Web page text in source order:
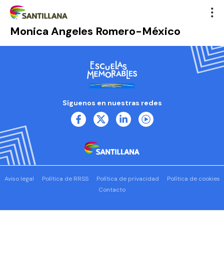
Monica Angeles Romero-México
Síguenos en nuestras redes
Aviso legal Política de RRSS Política de privacidad
Política de cookies
Contacto